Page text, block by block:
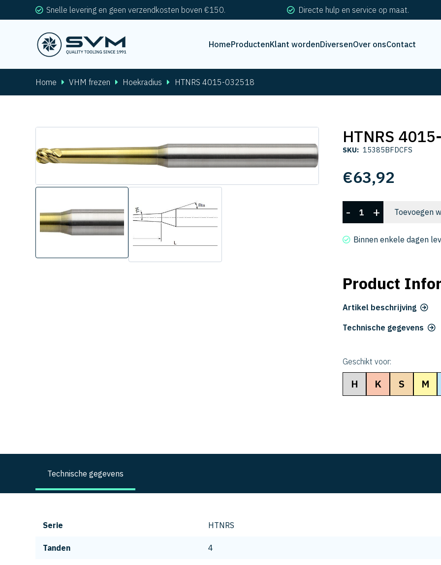
Snelle levering en geen verzendkosten boven €150. Directe hulp en service op maat.
HomeProductenKlant wordenDiversenOver onsContact
Home VHM frezen Hoekradius HTNRS 4015-032518
HTNRS
SKU: 15385BFDCFS
€63,92
HTNRS
4015-
032518
- + Toevoegen
Binnen enkele dagen
Product
Artikel beschrijving
Technische gegevens
Geschikt voor:
H K S M
Technische gegevens
Serie HTNRS
Tanden 4